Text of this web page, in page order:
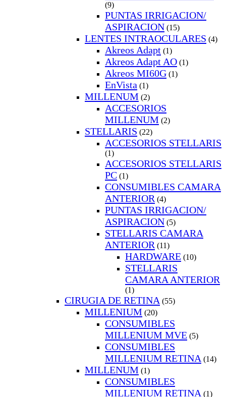
(9)
PUNTAS IRRIGACION/
ASPIRACION (15)
LENTES INTRAOCULARES (4)
Akreos Adapt (1)
Akreos Adapt AO (1)
Akreos MI60G (1)
EnVista (1)
MILLENUM (2)
ACCESORIOS
MILLENUM (2)
STELLARIS (22)
ACCESORIOS STELLARIS
(1)
ACCESORIOS STELLARIS
PC (1)
CONSUMIBLES CAMARA
ANTERIOR (4)
PUNTAS IRRIGACION/
ASPIRACION (5)
STELLARIS CAMARA
ANTERIOR (11)
HARDWARE (10)
STELLARIS
CAMARA ANTERIOR
(1)
CIRUGIA DE RETINA (55)
MILLENIUM (20)
CONSUMIBLES
MILLENIUM MVE (5)
CONSUMIBLES
MILLENIUM RETINA (14)
MILLENUM (1)
CONSUMIBLES
MILLENIUM RETINA (1)